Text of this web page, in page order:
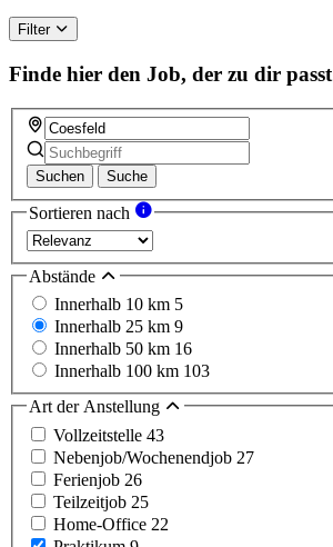
Filter
Finde hier den Job, der zu dir passt
Suchen Suche
Sortieren nach
Abstände
Innerhalb 10 km 5
Innerhalb 25 km 9
Innerhalb 50 km 16
Innerhalb 100 km 103
Art der Anstellung
Vollzeitstelle 43
Nebenjob/Wochenendjob 27
Ferienjob 26
Teilzeitjob 25
Home-Office 22